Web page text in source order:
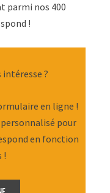
parmi nos 400
!
?
en ligne !
pour
en fonction
!